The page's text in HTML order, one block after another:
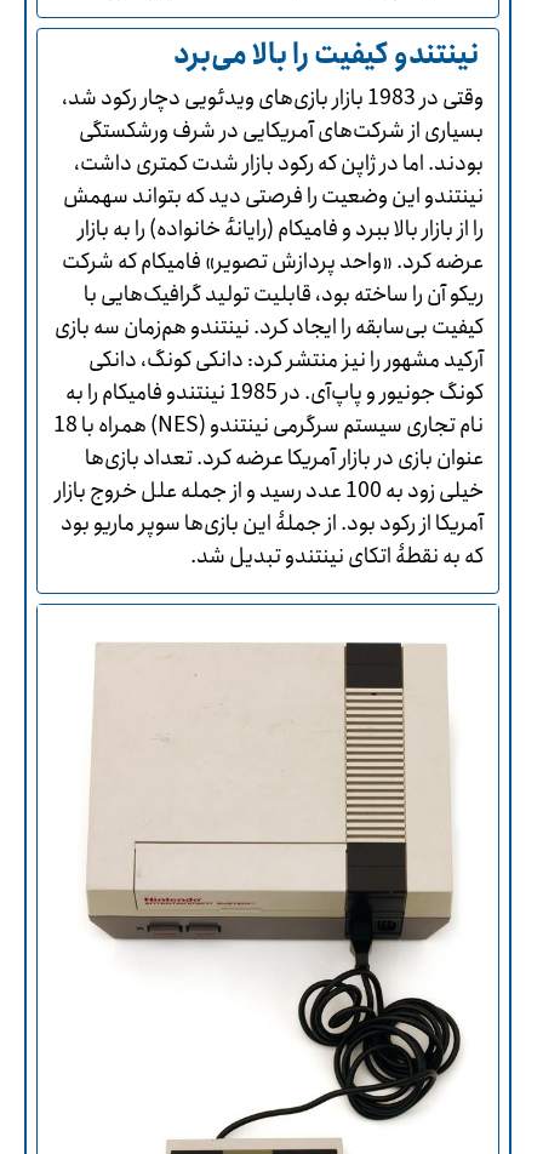
نینتندو کیفیت را بالا می‌برد
وقتی در 1983 بازار بازی‌های ویدئویی دچار رکود شد،
بسیاری از شرکت‌های آمریکایی در شرف ورشکستگی
بودند. اما در ژاپن که رکود بازار شدت کمتری داشت،
نینتندو این وضعیت را فرصتی دید که بتواند سهمش
را از بازار بالا ببرد و فامیکام (رایانهٔ‌ خانواده) را به بازار
عرضه کرد. «واحد پردازش تصویر» فامیکام که شرکت
ریکو آن را ساخته بود، قابلیت تولید گرافیک‌هایی با
کیفیت بی‌سابقه را ایجاد کرد. نینتندو هم‌زمان سه بازی
آرکید مشهور را نیز منتشر کرد: دانکی کونگ، دانکی
کونگ جونیور و پاپ‌آی. در 1985 نینتندو فامیکام را به
نام تجاری سیستم سرگرمی نینتندو (NES) همراه با 18
عنوان بازی در بازار آمریکا عرضه کرد. تعداد بازی‌ها
خیلی زود به 100 عدد رسید و از جمله علل خروج بازار
آمریکا از رکود بود. از جملۀ این بازی‌ها سوپر ماریو بود
که به نقطۀ اتکای نینتندو تبدیل شد.